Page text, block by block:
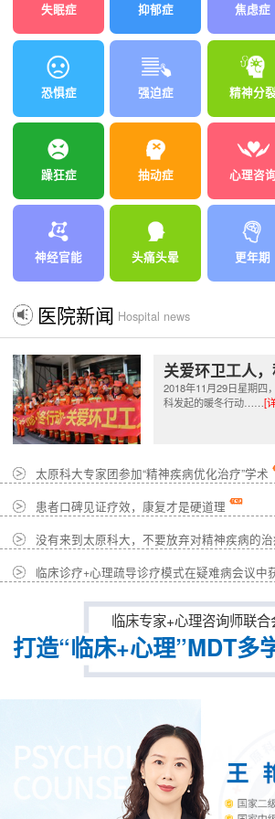
失眠症 抑郁症 焦虑症
恐惧症 强迫症 精神分
躁狂症 抽动症 心理咨
神经官能 头痛头晕 更年期
医院新闻 Hospital news
关爱环卫工人
2018年11月29日星期四
科发起的暖冬行动……[
太原科大专家团参加“精神疾病优化治疗”学术
患者口碑见证疗效，康复才是硬道理
没有来到太原科大，不要放弃对精神疾病的治
临床诊疗+心理疏导诊疗模式在疑难病会议中
临床专家+心理咨询师联合
打造“临床+心理”MDT多